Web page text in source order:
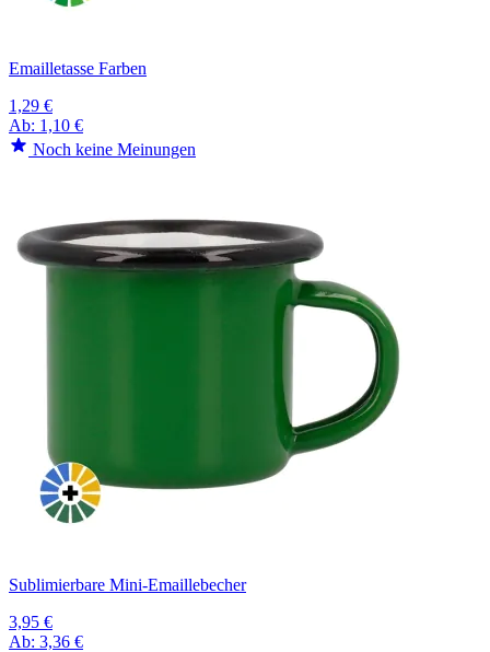
Emailletasse Farben
1,29 €
Ab: 1,10 €
Noch keine Meinungen
Sublimierbare Mini-Emaillebecher
3,95 €
Ab: 3,36 €